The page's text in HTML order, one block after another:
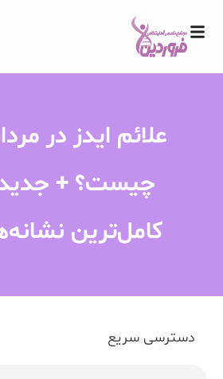
علائم ایدز در
چیست؟ +
کامل‌ترین
دسترسی سریع